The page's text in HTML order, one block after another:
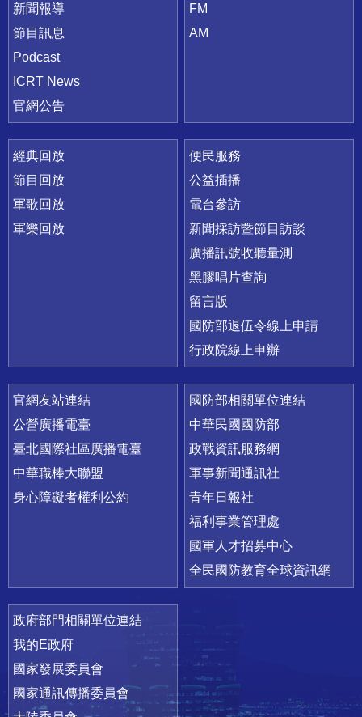
新聞報導
節目訊息
Podcast
ICRT News
官網公告
FM
AM
經典回放
節目回放
軍歌回放
軍樂回放
便民服務
公益插播
電台參訪
新聞採訪暨節目訪談
廣播訊號收聽量測
黑膠唱片查詢
留言版
國防部退伍令線上申請
行政院線上申辦
官網友站連結
公營廣播電臺
臺北國際社區廣播電臺
中華職棒大聯盟
身心障礙者權利公約
國防部相關單位連結
中華民國國防部
政戰資訊服務網
軍事新聞通訊社
青年日報社
福利事業管理處
國軍人才招募中心
全民國防教育全球資訊網
政府部門相關單位連結
我的E政府
國家發展委員會
國家通訊傳播委員會